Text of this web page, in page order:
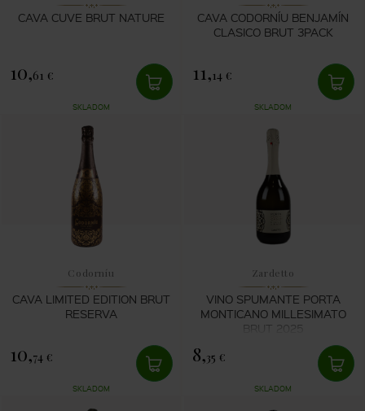
CAVA CUVE BRUT NATURE
10,61 €
SKLADOM
CAVA CODORNÍU BENJAMÍN
CLASICO BRUT 3PACK
11,14 €
SKLADOM
Codorníu
CAVA LIMITED EDITION BRUT
RESERVA
10,74 €
SKLADOM
Zardetto
VINO SPUMANTE PORTA
MONTICANO MILLESIMATO
BRUT 2025
8,35 €
SKLADOM